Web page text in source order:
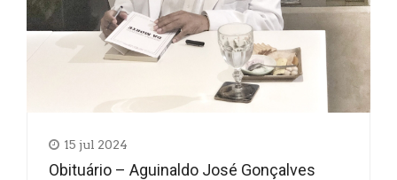
15 jul 2024
Obituário – Aguinaldo José Gonçalves